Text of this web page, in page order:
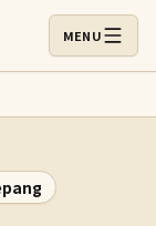
Buka Menu
MENU